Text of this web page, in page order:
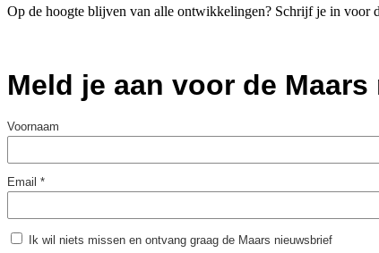
Op de hoogte blijven van alle ontwikkelingen? Schrijf je in voor